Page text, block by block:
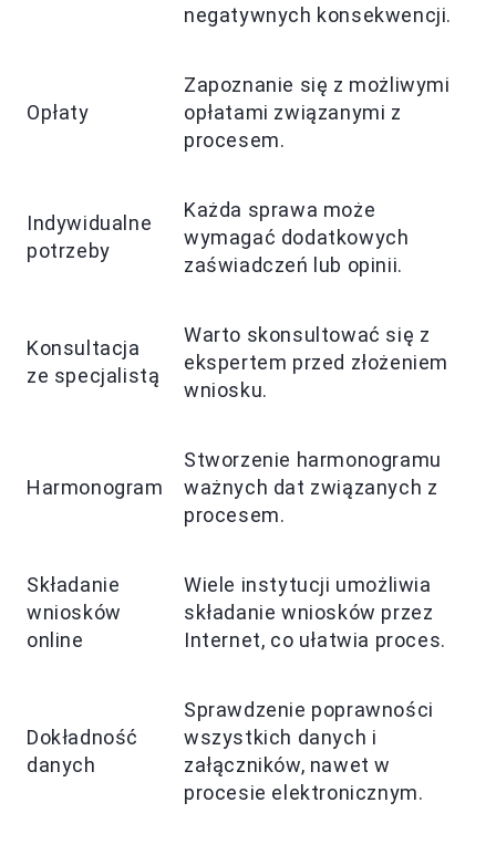
negatywnych konsekwencji.
Opłaty
Zapoznanie się z możliwymi
opłatami związanymi z
procesem.
Indywidualne
potrzeby
Każda sprawa może
wymagać dodatkowych
zaświadczeń lub opinii.
Konsultacja
ze specjalistą
Warto skonsultować się z
ekspertem przed złożeniem
wniosku.
Harmonogram
Stworzenie harmonogramu
ważnych dat związanych z
procesem.
Składanie
wniosków
online
Wiele instytucji umożliwia
składanie wniosków przez
Internet, co ułatwia proces.
Dokładność
danych
Sprawdzenie poprawności
wszystkich danych i
załączników, nawet w
procesie elektronicznym.